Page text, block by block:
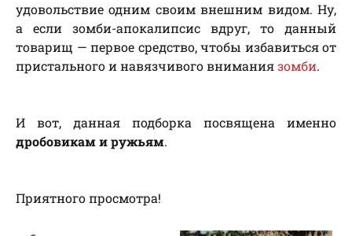
удовольствие одним своим внешним видом. Ну,
а если зомби-апокалипсис вдруг, то данный
товарищ — первое средство, чтобы избавиться от
пристального и навязчивого вниманиязомби.
И вот, данная подборка посвящена именно
дробовикам и ружьям.
Приятного просмотра!